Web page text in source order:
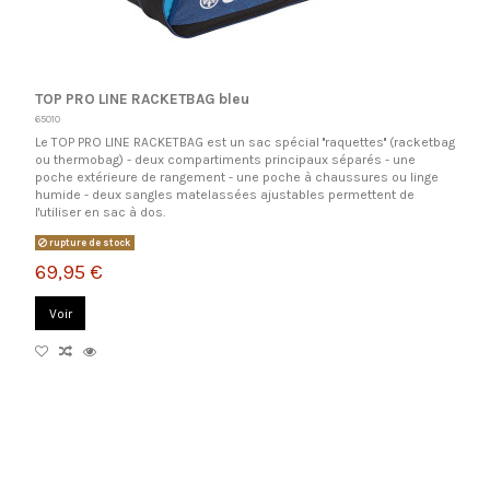
TOP PRO LINE RACKETBAG bleu
65010
Le TOP PRO LINE RACKETBAG est un sac spécial ''raquettes'' (racketbag
ou thermobag) - deux compartiments principaux séparés - une
poche extérieure de rangement - une poche à chaussures ou linge
humide - deux sangles matelassées ajustables permettent de
l'utiliser en sac à dos.
rupture de stock
69,95 €
Voir